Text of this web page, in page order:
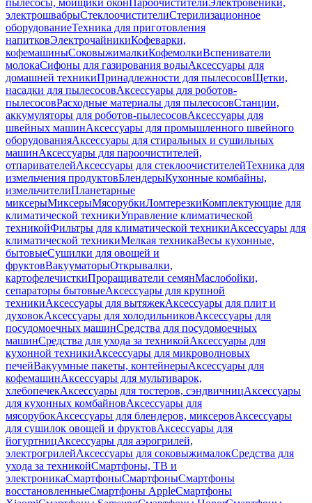
пылесосы, мойщики оконПароочистителиЭлектровеники,
электрошвабрыСтеклоочистителиСтерилизационное
оборудованиеТехника для приготовления
напитковЭлектрочайникиКофеварки,
кофемашиныСоковыжималкиКофемолкиВспениватели
молокаСифоны для газирования водыАксессуары для
домашней техникиПринадлежности для пылесосовЩетки,
насадки для пылесосовАксессуары для роботов-
пылесосовРасходные материалы для пылесосовСтанции,
аккумуляторы для роботов-пылесосовАксессуары для
швейных машинАксессуары для промышленного швейного
оборудованияАксессуары для стиральных и сушильных
машинАксессуары для пароочистителей,
отпаривателейАксессуары для стеклоочистителейТехника для
измельчения продуктовБлендерыКухонные комбайны,
измельчителиПланетарные
миксерыМиксерыМясорубкиЛомтерезкиКомплектующие для
климатической техникиУправление климатической
техникойФильтры для климатической техникиАксессуары для
климатической техникиМелкая техникаВесы кухонные,
бытовыеСушилки для овощей и
фруктовВакууматорыОткрывалки,
картофелечисткиПроращиватели семянМаслобойки,
сепараторы бытовыеАксессуары для крупной
техникиАксессуары для вытяжекАксессуары для плит и
духовокАксессуары для холодильниковАксессуары для
посудомоечных машинСредства для посудомоечных
машинСредства для ухода за техникойАксессуары для
кухонной техникиАксессуары для микроволновых
печейВакуумные пакеты, контейнерыАксессуары для
кофемашинАксессуары для мультиварок,
хлебопечекАксессуары для тостеров, сэндвичницАксессуары
для кухонных комбайновАксессуары для
мясорубокАксессуары для блендеров, миксеровАксессуары
для сушилок овощей и фруктовАксессуары для
йогуртницАксессуары для аэрогрилей,
электрогрилейАксессуары для соковыжималокСредства для
ухода за техникойСмартфоны, ТВ и
электроникаСмартфоныСмартфоныСмартфоны
восстановленныеСмартфоны AppleСмартфоны